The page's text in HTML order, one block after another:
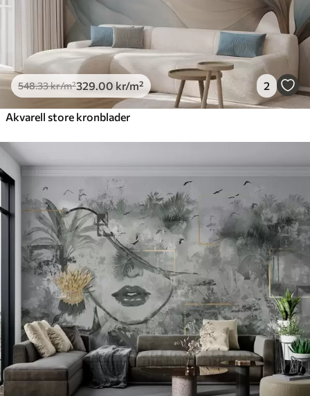
548.33kr/m²329.00 kr/m² 2
Akvarell store kronblader